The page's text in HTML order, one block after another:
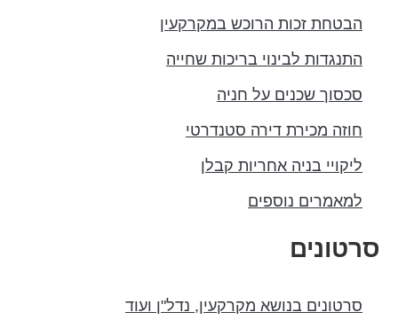
הבטחת זכות הרוכש במקרקעין
התנגדות לבינוי בריכות שחייה
סכסוך שכנים על חניה
חוזה מכירת דירה סטנדרטי
ליקויי בניה אחריות קבלן
למאמרים נוספים
סרטונים בנושא מקרקעין, נדל"ן ועוד